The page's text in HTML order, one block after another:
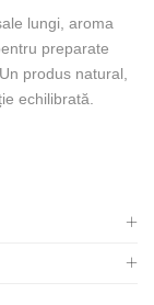
lungi, aroma
preparate
produs natural,
echilibrată.